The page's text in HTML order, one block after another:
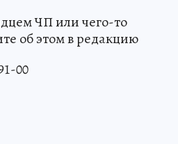
ЧП или чего-то
об этом в редакцию